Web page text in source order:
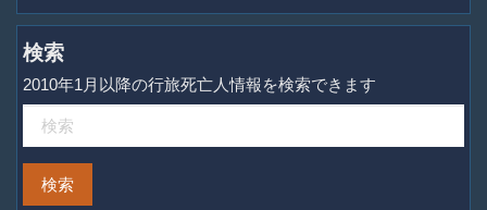
検索
2010年1月以降の行旅死亡人情報を検索できます